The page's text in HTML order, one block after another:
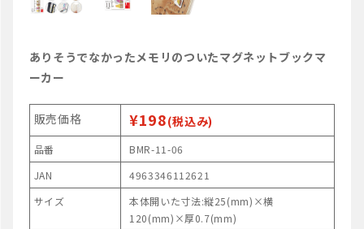
ありそうでなかったメモリのついたマグネットブックマ
ーカー
販売価格 ¥198(税込み)
品番
BMR-11-06
JAN
4963346112621
サイズ
本体開いた寸法:縦25(mm)×横
120(mm)×厚0.7(mm)